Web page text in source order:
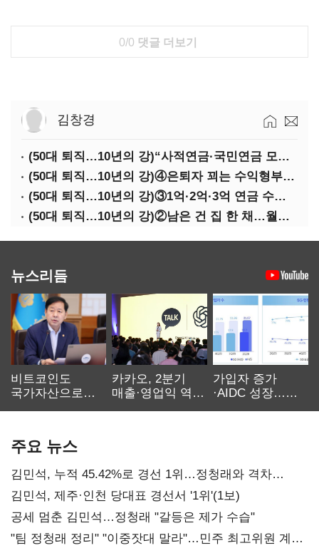
0/0 댓글 더보기
김창경
(50대 퇴직…10년의 강)“사적연금·국민연금 모두 당겨서 수령해야”
(50대 퇴직…10년의 강)④은퇴자 꾀는 수익형부동산·전업투자·편의점 창업
(50대 퇴직…10년의 강)③1억·2억·3억 연금 수령 전략
(50대 퇴직…10년의 강)②남은 건 집 한 채…월세 vs 배당 vs 주택연금
뉴스리듬
비트코인도
국가자산으로…'
카카오, 2분기
매출·영업익 역대
가입자 증가
·AIDC 성장…
주요 뉴스
김민석, 누적 45.42%로 경선 1위…정청래와 격차
0.86%p(2보)
김민석, 제주·인천 당대표 경선서 '1위'(1보)
공세 멈춘 김민석…정청래 "갈등은 제가 수습"
"팀 정청래 정리" "이중잣대 말라"…민주 최고위원 계파